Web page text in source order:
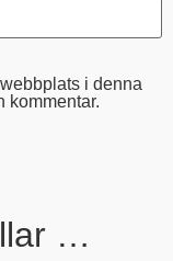
i denna
kommentar.
…